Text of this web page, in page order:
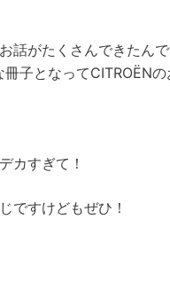
話がたくさんできたん
子となってCITROËN
カすぎて！
ですけどもぜひ！